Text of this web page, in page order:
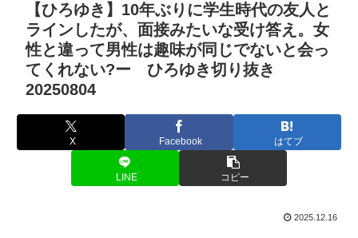
【ひろゆき】10年ぶりに学生時代の友人と
ラインしたが、面接みたいな受け答え。女
性と違って男性は趣味が同じでないと会っ
てくれない?ー ひろゆき切り抜き
20250804
X Facebook はてブ
LINE コピー
2025.12.16